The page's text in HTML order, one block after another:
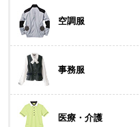
空調服
事務服
医療・介護